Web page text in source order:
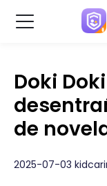
Doki
de
2025-07-03